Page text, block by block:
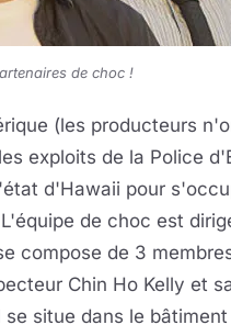
de choc !
(les producteurs
exploits de la Police
d'Hawaii pour
de choc est
compose de 3
Chin Ho Kelly et
situe dans le